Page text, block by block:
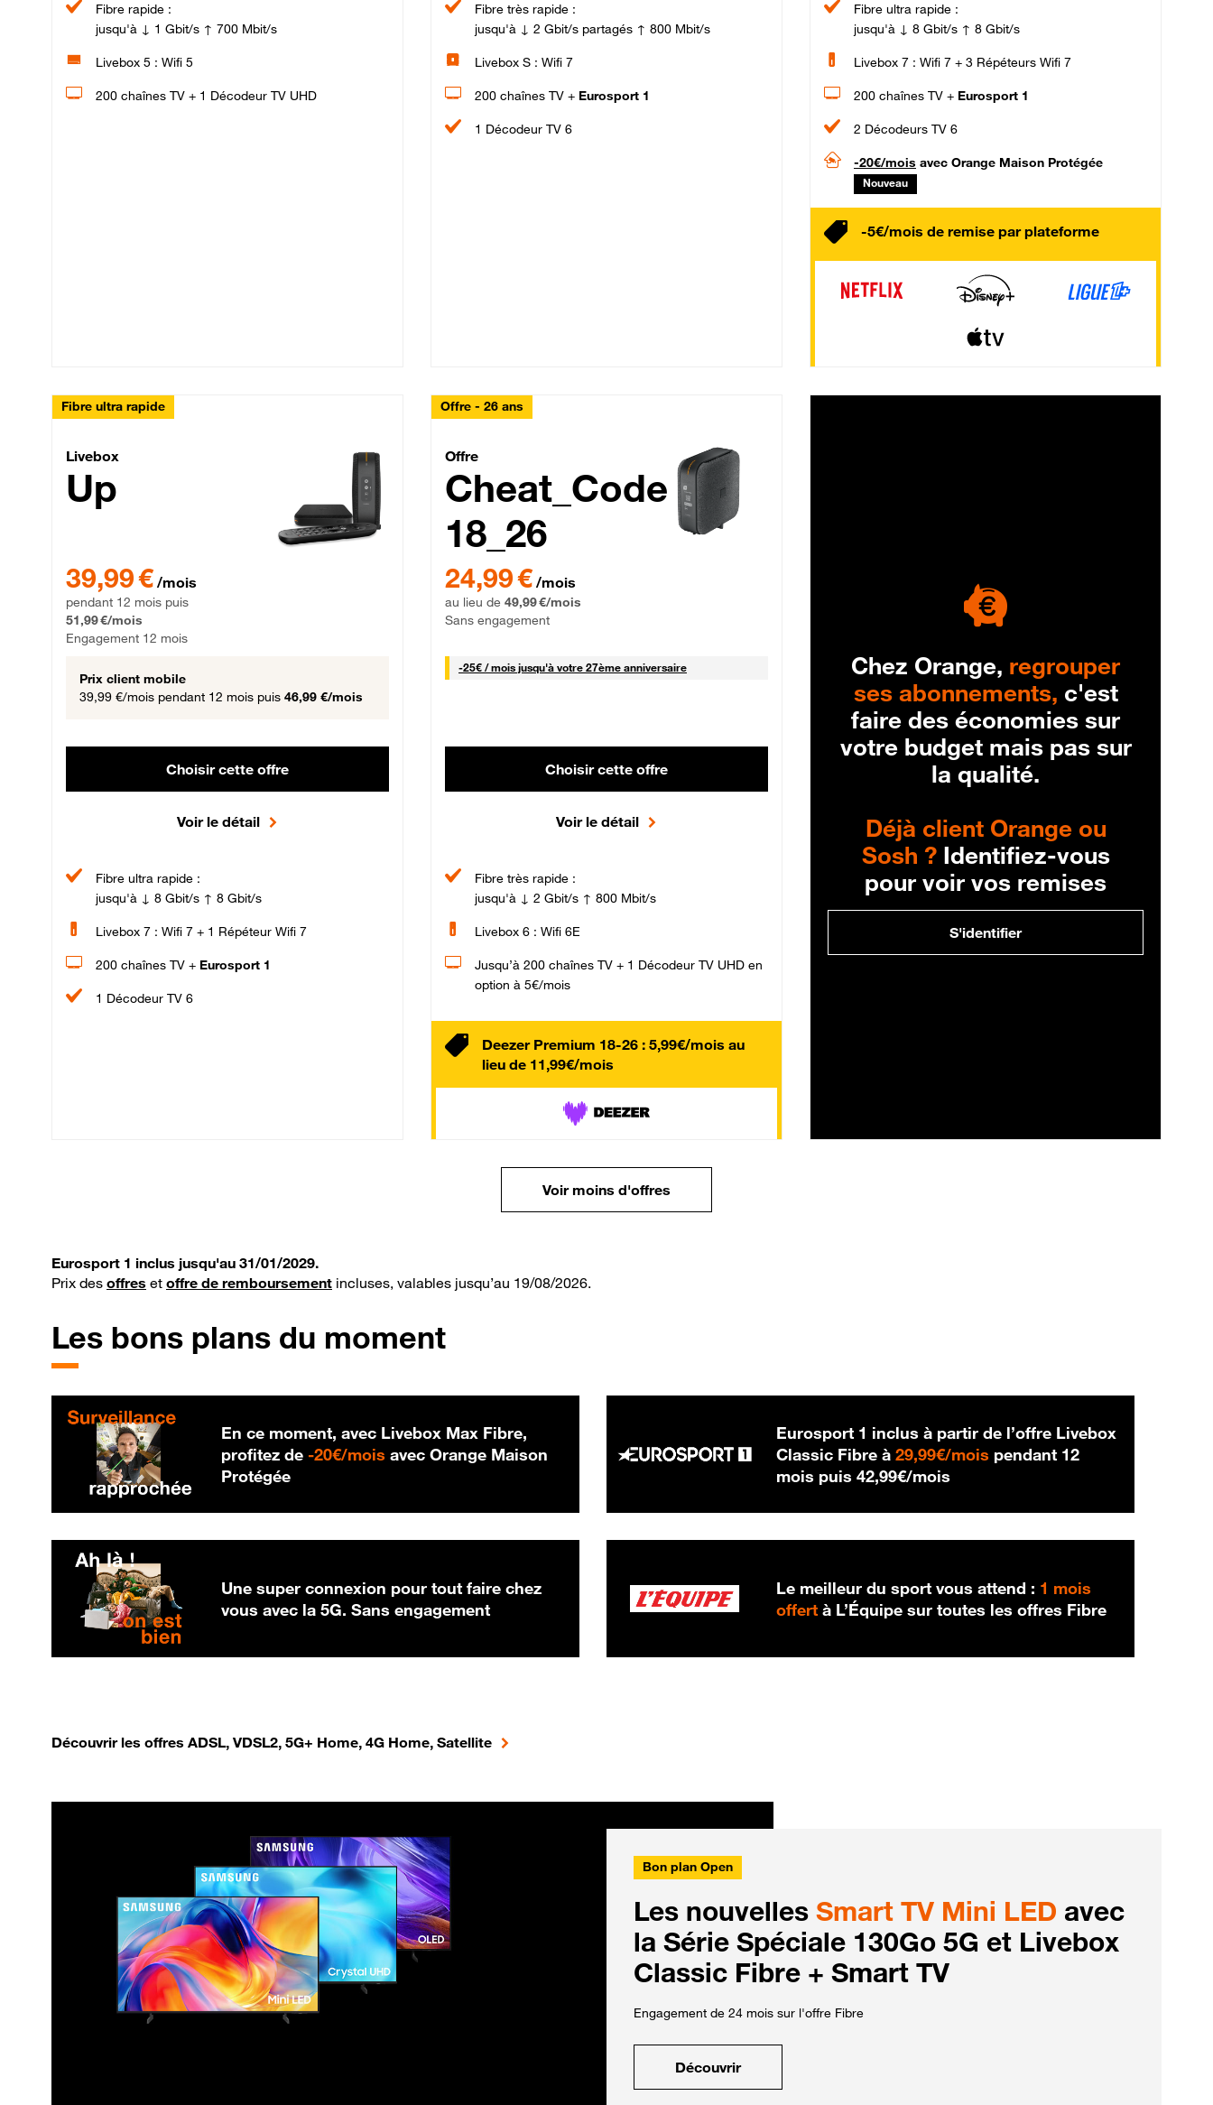
Fibre rapide :
jusqu'à ↓ 1 Gbit/s ↑ 700 Mbit/s
Livebox 5 : Wifi 5
200 chaînes TV + 1 Décodeur TV UHD
Fibre très rapide :
jusqu'à ↓ 2 Gbit/s partagés ↑ 800 Mbit/s
Livebox S : Wifi 7
200 chaînes TV + Eurosport 1
1 Décodeur TV 6
Fibre ultra rapide :
jusqu'à ↓ 8 Gbit/s ↑ 8 Gbit/s
Livebox 7 : Wifi 7 + 3 Répéteurs Wifi 7
200 chaînes TV + Eurosport 1
2 Décodeurs TV 6
-20€/mois avec Orange Maison Protégée
Nouveau
-5€/mois de remise par plateforme
Fibre ultra rapide
Livebox Up Fibre
Livebox
Up
39,99 € /mois
pendant 12 mois puis
51,99 €/mois
Engagement 12 mois
Prix client mobile
39,99 €/mois pendant 12 mois puis 46,99 €/mois
Choisir cette offre
Voir le détail
Fibre ultra rapide :
jusqu'à ↓ 8 Gbit/s ↑ 8 Gbit/s
Livebox 7 : Wifi 7 + 1 Répéteur Wifi 7
200 chaînes TV + Eurosport 1
1 Décodeur TV 6
Offre - 26 ans
Cheat_Code Fibre_18_26
Offre
Cheat_Code
18_26
24,99 € /mois
au lieu de 49,99 €/mois
Sans engagement
-25€ / mois25 € par mois
jusqu'à votre 27ème anniversaire
Choisir cette offre
Voir le détail
Fibre très rapide :
jusqu'à ↓ 2 Gbit/s ↑ 800 Mbit/s
Livebox 6 : Wifi 6E
Jusqu’à 200 chaînes TV + 1 Décodeur TV UHD en
option à 5€/mois
Deezer Premium 18-26 : 5,99€/mois au
lieu de 11,99€/mois
Chez Orange, regrouper
ses abonnements, c'est
faire des économies sur
votre budget mais pas sur
la qualité.
Déjà client Orange ou
Sosh ?Identifiez-vous
pour voir vos remises
S'identifier
Voir moins d'offres
Eurosport 1 inclus jusqu'au 31/01/2029.
Prix des offres et offre de remboursement incluses, valables jusqu’au 19/08/2026.
Les bons plans du moment
En ce moment, avec Livebox Max Fibre,
profitez de -20€/mois 20 € par mois
avec Orange Maison
Protégée
Eurosport 1 inclus à partir de l’offre Livebox
Classic Fibre à29,99€/mois 29,99 € par mois
pendant 12
mois puis42,99€/mois
Une super connexion pour tout faire chez
vous avec la 5G. Sans engagement
Le meilleur du sport vous attend : 1 mois
offert à L’Équipe sur toutes les offres Fibre
Découvrir les offres ADSL, VDSL2, 5G+ Home, 4G Home, Satellite
Bon plan Open
Les nouvelles Smart TV Mini LED avec
la Série Spéciale 130Go 5G et Livebox
Classic Fibre + Smart TV
Engagement de 24 mois sur l'offre Fibre
Découvrir